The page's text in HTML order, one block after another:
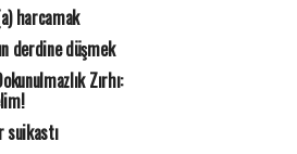
harcamak
derdine düşmek
Zırhı: